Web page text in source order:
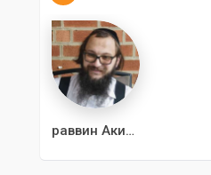
раввин Акива Гаврилин